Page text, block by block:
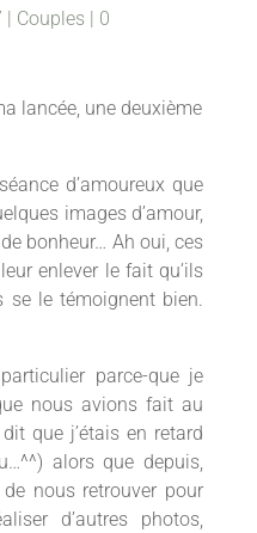
| Couples | 0
lancée, une deuxième
d’amoureux que
images d’amour,
bonheur… Ah oui, ces
enlever le fait qu’ils
se le témoignent bien.
parce-que je
nous avions fait au
que j’étais en retard
alors que depuis,
nous retrouver pour
d’autres photos,